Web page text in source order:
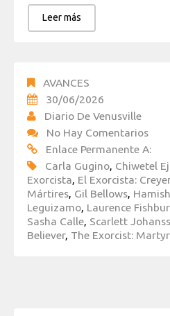
Leer más
AVANCES
30/06/2026
Diario De Venusville
No Hay Comentarios
Enlace Permanente A:
Carla Gugino Chiwetel
Exorcista El Exorcista:
Mártires Gil Bellows
Leguizamo Laurence
Sasha Calle Scarlett
Believer, The Exorcist: